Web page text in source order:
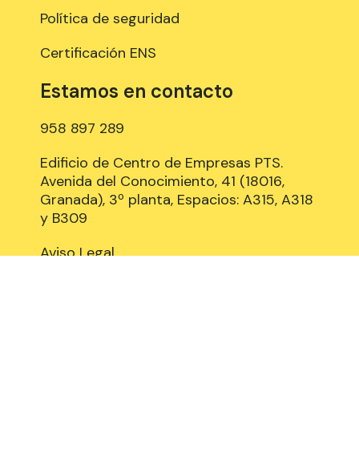
Política de seguridad
Certificación ENS
Estamos en contacto
958 897 289
Edificio de Centro de Empresas PTS.
Avenida del Conocimiento, 41 (18016,
Granada), 3º planta, Espacios: A315, A318
y B309
Aviso Legal